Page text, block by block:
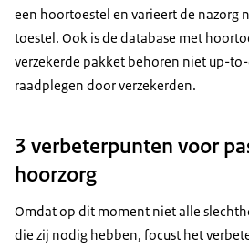
een hoortoestel en varieert de nazorg
toestel. Ook is de database met
verzekerde pakket behoren niet up-
raadplegen door verzekerden.
3 verbeterpunten voor
hoorzorg
Omdat op dit moment niet alle
die zij nodig hebben, focust het